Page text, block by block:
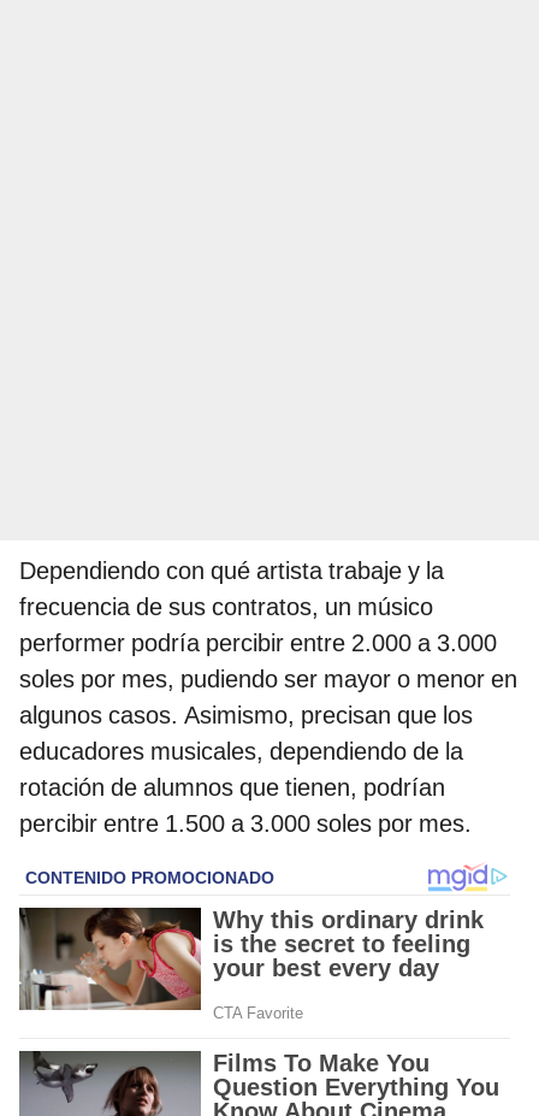
Dependiendo con qué artista trabaje y la
frecuencia de sus contratos, un músico
performer podría percibir entre 2.000 a 3.000
soles por mes, pudiendo ser mayor o menor en
algunos casos. Asimismo, precisan que los
educadores musicales, dependiendo de la
rotación de alumnos que tienen, podrían
percibir entre 1.500 a 3.000 soles por mes.